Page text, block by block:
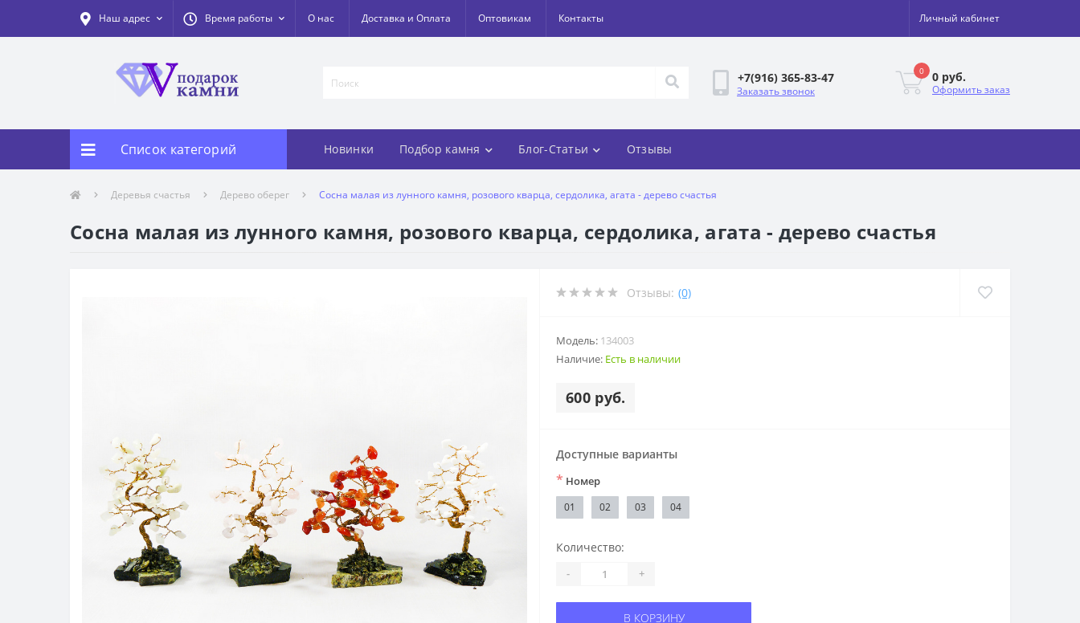
Наш адрес Время работы О нас Доставка и Оплата Оптовикам Контакты Личный кабинет
+7(916) 365-83-47
Заказать звонок
0 0 руб.
Оформить заказ
Список категорий Новинки Подбор камня Блог-Статьи Отзывы
Деревья счастья Дерево оберег Сосна малая из лунного камня, розового кварца, сердолика, агата - дерево счастья
Сосна малая из лунного камня, розового кварца, сердолика, агата - дерево счастья
Отзывы: (0)
Модель: 134003
Наличие: Есть в наличии
600 руб.
Доступные варианты
* Номер
01 02 03 04
Количество:
- +
В КОРЗИНУ